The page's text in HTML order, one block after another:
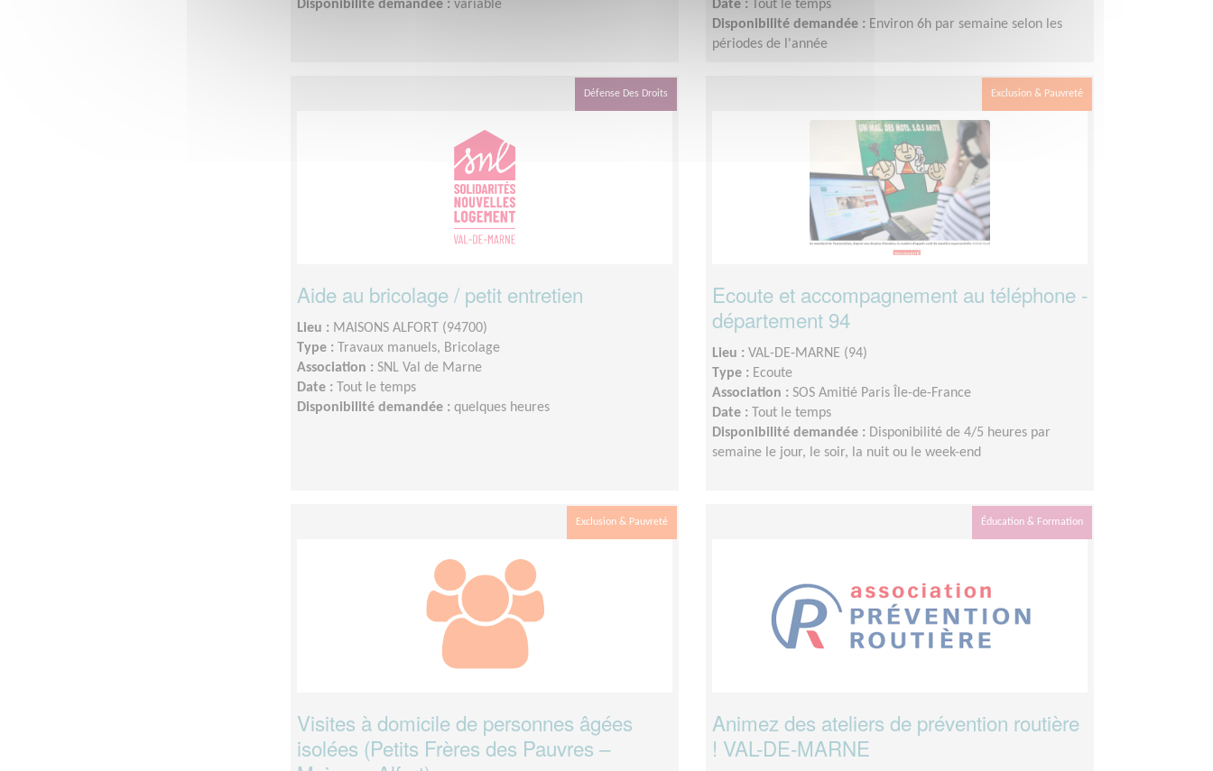
Disponibilité demandée : variable
Date :
Tout le temps
Disponibilité demandée : Environ 6h par semaine selon les
périodes de l'année
Défense Des Droits
Aide au bricolage / petit entretien
Lieu : MAISONS ALFORT (94700)
Type :
Travaux manuels, Bricolage
Association : SNL Val de Marne
Date :
Tout le temps
Disponibilité demandée : quelques heures
Exclusion & Pauvreté
Ecoute et accompagnement au téléphone -
département 94
Lieu : VAL-DE-MARNE (94)
Type : Ecoute
Association : SOS Amitié Paris Île-de-France
Date :
Tout le temps
Disponibilité demandée : Disponibilité de 4/5 heures par
semaine le jour, le soir, la nuit ou le week-end
Exclusion & Pauvreté
Visites à domicile de personnes âgées
isolées (Petits Frères des Pauvres –
Éducation & Formation
Animez des ateliers de prévention routière
! VAL-DE-MARNE